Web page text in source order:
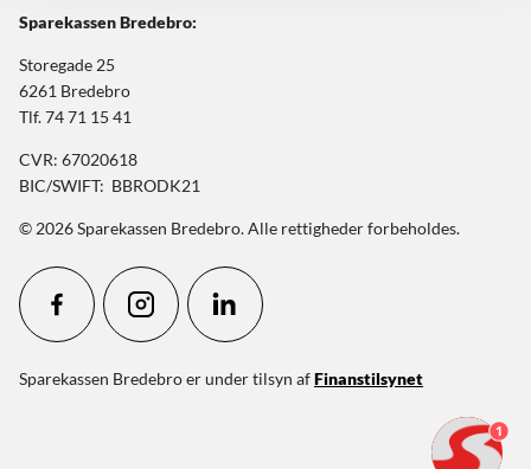
Sparekassen Bredebro:
Storegade 25
6261 Bredebro
Tlf. 74 71 15 41
CVR: 67020618
BIC/SWIFT: BBRODK21
© 2026 Sparekassen Bredebro. Alle rettigheder forbeholdes.
Sparekassen Bredebro er under tilsyn afFinanstilsynet
1